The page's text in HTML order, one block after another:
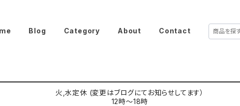
Blog Category About Contact
火,水定休 (変更はブログにてお知らせしてます）
12時〜18時